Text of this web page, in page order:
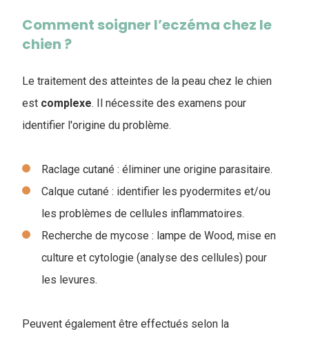
Comment soigner l’eczéma chez le
chien ?
Le traitement des atteintes de la peau chez le chien
est complexe. Il nécessite des examens pour
identifier l'origine du problème.
Raclage cutané : éliminer une origine parasitaire.
Calque cutané : identifier les pyodermites et/ou
les problèmes de cellules inflammatoires.
Recherche de mycose : lampe de Wood, mise en
culture et cytologie (analyse des cellules) pour
les levures.
Peuvent également être effectués selon la